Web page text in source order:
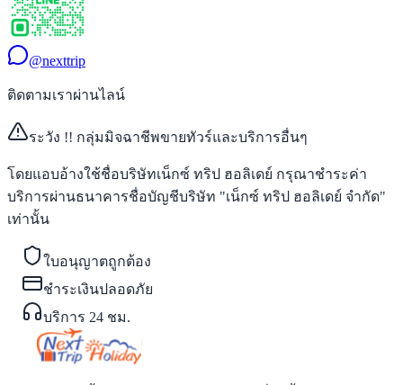
@nexttrip
ติดตามเราผ่านไลน์
ระวัง !! กลุ่มมิจฉาชีพขายทัวร์และบริการอื่นๆ
โดยแอบอ้างใช้ชื่อบริษัทเน็กซ์ ทริป ฮอลิเดย์ กรุณาชำระค่า
บริการผ่านธนาคารชื่อบัญชีบริษัท "เน็กซ์ ทริป ฮอลิเดย์ จำกัด"
เท่านั้น
ใบอนุญาตถูกต้อง
ชำระเงินปลอดภัย
บริการ 24 ชม.